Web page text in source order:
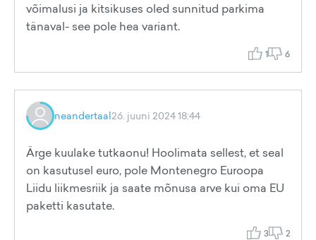
võimalusi ja kitsikuses oled sunnitud parkima
tänaval- see pole hea variant.
1 6
neandertaal26. juuni 2024 18:44
Ärge kuulake tutkaonu! Hoolimata sellest, et seal
on kasutusel euro, pole Montenegro Euroopa
Liidu liikmesriik ja saate mõnusa arve kui oma EU
paketti kasutate.
3 2